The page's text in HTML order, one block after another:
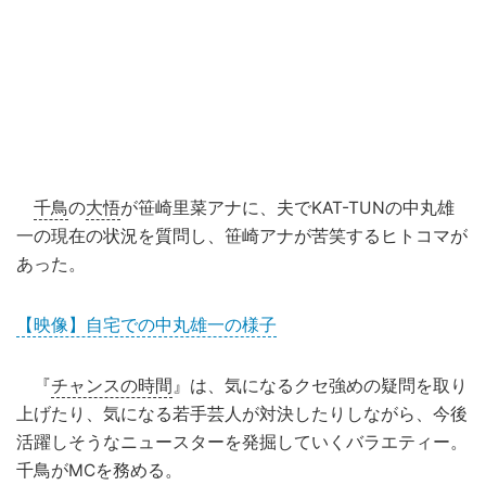
千鳥の大悟が笹崎里菜アナに、夫でKAT-TUNの中丸雄
一の現在の状況を質問し、笹崎アナが苦笑するヒトコマが
あった。
【映像】自宅での中丸雄一の様子
『チャンスの時間 』は、気になるクセ強めの疑問を取り
上げたり、気になる若手芸人が対決したりしながら、今後
活躍しそうなニュースターを発掘していくバラエティー。
千鳥がMCを務める。